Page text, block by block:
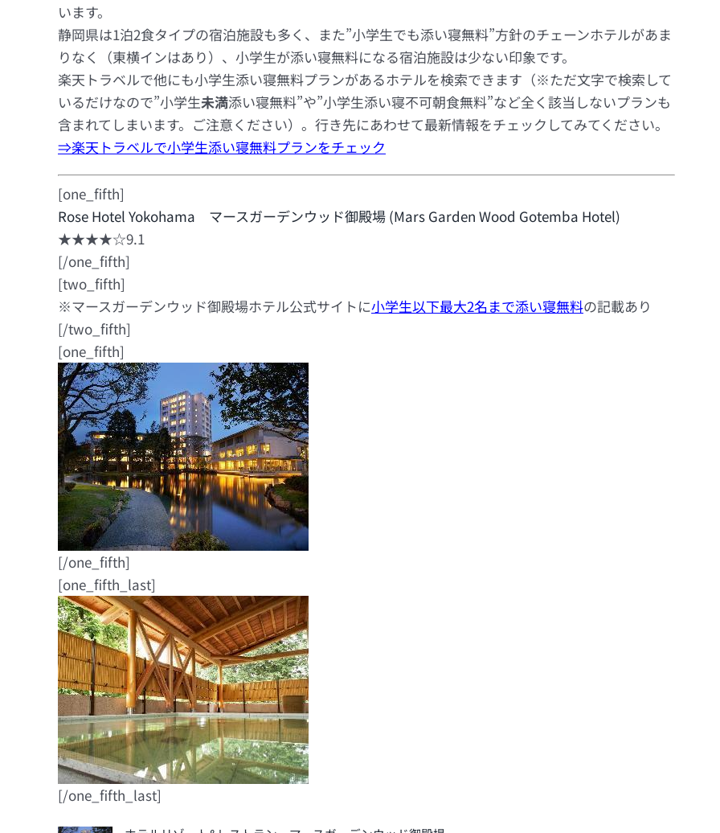
います。
静岡県は1泊2食タイプの宿泊施設も多く、また”小学生でも添い寝無料”方針のチェーンホテルがあま
りなく（東横インはあり）、小学生が添い寝無料になる宿泊施設は少ない印象です。
楽天トラベルで他にも小学生添い寝無料プランがあるホテルを検索できます（※ただ文字で検索して
いるだけなので”小学生未満添い寝無料”や”小学生添い寝不可朝食無料”など全く該当しないプランも
含まれてしまいます。ご注意ください）。行き先にあわせて最新情報をチェックしてみてください。
⇒楽天トラベルで小学生添い寝無料プランをチェック
[one_fifth]
Rose Hotel Yokohama マースガーデンウッド御殿場 (Mars Garden Wood Gotemba Hotel)
★★★★☆9.1
[/one_fifth]
[two_fifth]
※マースガーデンウッド御殿場ホテル公式サイトに小学生以下最大2名まで添い寝無料の記載あり
[/two_fifth]
[one_fifth]
[/one_fifth]
[one_fifth_last]
[/one_fifth_last]